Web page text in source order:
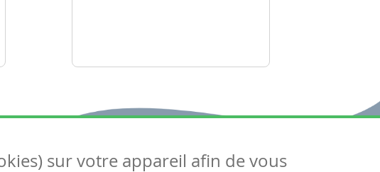
Suivez-nous
sur votre appareil afin de vous